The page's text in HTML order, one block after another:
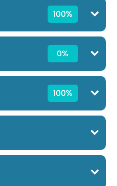
100%
0%
100%